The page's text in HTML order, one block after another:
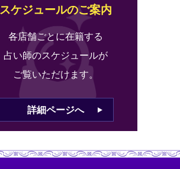
スケジュールのご案内
各店舗ごとに在籍する
占い師のスケジュールが
ご覧いただけます。
詳細ページへ